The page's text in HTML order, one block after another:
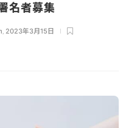
名者募集
, 2023年3月15日